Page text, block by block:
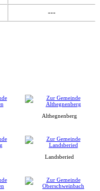
---
Althegnenberg
Landsberied